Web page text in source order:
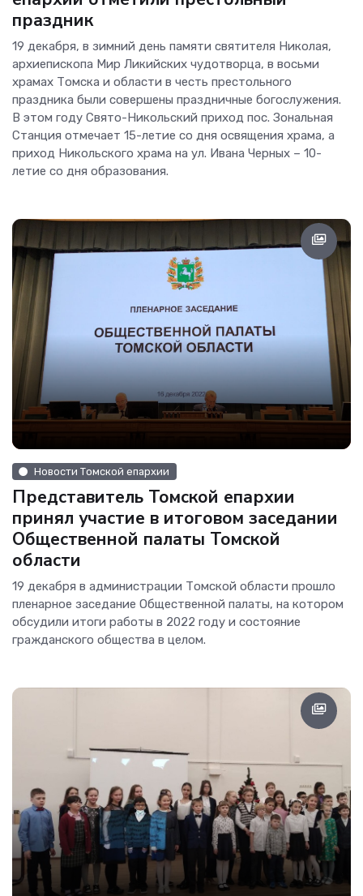
праздник
19 декабря, в зимний день памяти святителя Николая,
архиепископа Мир Ликийских чудотворца, в восьми
храмах Томска и области в честь престольного
праздника были совершены праздничные богослужения.
В этом году Свято-Никольский приход пос. Зональная
Станция отмечает 15-летие со дня освящения храма, а
приход Никольского храма на ул. Ивана Черных – 10-
летие со дня образования.
Новости Томской епархии
Представитель Томской епархии
принял участие в итоговом заседании
Общественной палаты Томской
области
19 декабря в администрации Томской области прошло
пленарное заседание Общественной палаты, на котором
обсудили итоги работы в 2022 году и состояние
гражданского общества в целом.